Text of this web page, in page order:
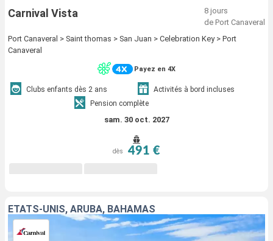
Carnival Vista
8 jours
de Port Canaveral
Port Canaveral > Saint thomas > San Juan > Celebration Key > Port
Canaveral
Payez en 4X
Clubs enfants dès 2 ans
Activités à bord incluses
Pension complète
sam. 30 oct. 2027
dès 491 €
ÉTATS-UNIS, ARUBA, BAHAMAS